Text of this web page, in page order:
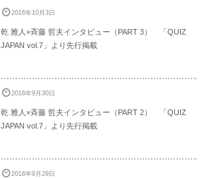
2016年10月3日
乾 雅人×斉藤 哲夫インタビュー（PART 3） 「QUIZ
JAPAN vol.7」より先行掲載
2016年9月30日
乾 雅人×斉藤 哲夫インタビュー（PART 2） 「QUIZ
JAPAN vol.7」より先行掲載
2016年9月29日